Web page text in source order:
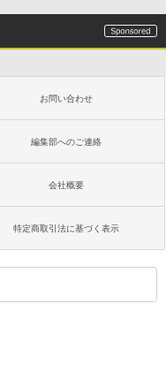
お問い合わせ
編集部へのご連絡
会社概要
特定商取引法に基づく表示